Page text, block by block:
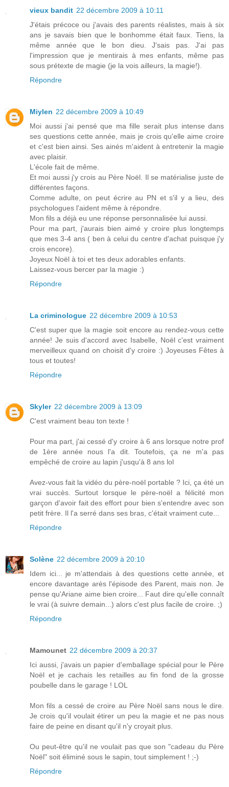
vieux bandit 22 décembre 2009 à 10:11
J'étais précoce ou j'avais des parents réalistes, mais à six
ans je savais bien que le bonhomme était faux. Tiens, la
même année que le bon dieu. J'sais pas. J'ai pas
l'impression que je mentirais à mes enfants, même pas
sous prétexte de magie (je la vois ailleurs, la magie!).
Répondre
Miylen 22 décembre 2009 à 10:49
Moi aussi j'ai pensé que ma fille serait plus intense dans
ses questions cette année, mais je crois qu'elle aime croire
et c'est bien ainsi. Ses ainés m'aident à entretenir la magie
avec plaisir.
L'école fait de même.
Et moi aussi j'y crois au Père Noël. Il se matérialise juste de
différentes façons.
Comme adulte, on peut écrire au PN et s'il y a lieu, des
psychologues l'aident même à répondre.
Mon fils a déjà eu une réponse personnalisée lui aussi.
Pour ma part, j'aurais bien aimé y croire plus longtemps
que mes 3-4 ans ( ben à celui du centre d'achat puisque j'y
crois encore).
Joyeux Noël à toi et tes deux adorables enfants.
Laissez-vous bercer par la magie :)
Répondre
La criminologue 22 décembre 2009 à 10:53
C'est super que la magie soit encore au rendez-vous cette
année! Je suis d'accord avec Isabelle, Noël c'est vraiment
merveilleux quand on choisit d'y croire :) Joyeuses Fêtes à
tous et toutes!
Répondre
Skyler 22 décembre 2009 à 13:09
C'est vraiment beau ton texte !
Pour ma part, j'ai cessé d'y croire à 6 ans lorsque notre prof
de 1ère année nous l'a dit. Toutefois, ça ne m'a pas
empêché de croire au lapin j'usqu'à 8 ans lol
Avez-vous fait la vidéo du père-noël portable ? Ici, ça été un
vrai succès. Surtout lorsque le père-noël a félicité mon
garçon d'avoir fait des effort pour bien s'entendre avec son
petit frère. Il l'a serré dans ses bras, c'était vraiment cute...
Répondre
Solène 22 décembre 2009 à 20:10
Idem ici... je m'attendais à des questions cette année, et
encore davantage arès l'épisode des Parent, mais non. Je
pense qu'Ariane aime bien croire... Faut dire qu'elle connaît
le vrai (à suivre demain...) alors c'est plus facile de croire. ;)
Répondre
Mamounet 22 décembre 2009 à 20:37
Ici aussi, j'avais un papier d'emballage spécial pour le Père
Noël et je cachais les retailles au fin fond de la grosse
poubelle dans le garage ! LOL
Mon fils a cessé de croire au Père Noël sans nous le dire.
Je crois qu'il voulait étirer un peu la magie et ne pas nous
faire de peine en disant qu'il n'y croyait plus.
Ou peut-être qu'il ne voulait pas que son "cadeau du Père
Noël" soit éliminé sous le sapin, tout simplement ! ;-)
Répondre